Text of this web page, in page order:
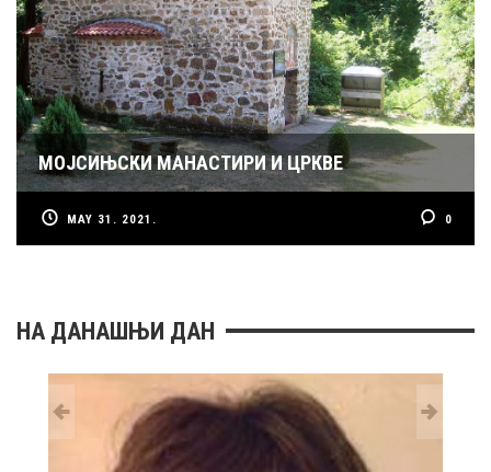
МОЈСИЊСКИ МАНАСТИРИ И ЦРКВЕ
MAY 31. 2021. 0
НА ДАНАШЊИ ДАН